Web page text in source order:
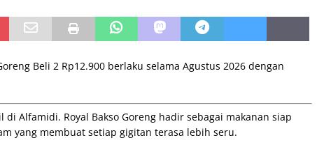
Beli 2 Rp12.900 berlaku selama Agustus 2026 dengan
Alfamidi. Royal Bakso Goreng hadir sebagai makanan siap
yang membuat setiap gigitan terasa lebih seru.